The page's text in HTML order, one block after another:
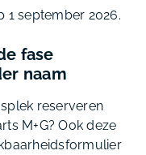
1 september 2026.
fase
naam
reserveren
M+G? Ook deze